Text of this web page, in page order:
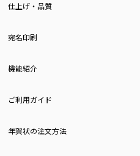
仕上げ・品質
宛名印刷
機能紹介
ご利用ガイド
年賀状の注文方法